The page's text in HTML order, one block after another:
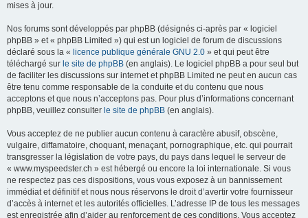
mises à jour.
Nos forums sont développés par phpBB (désignés ci-après par « logiciel
phpBB » et « phpBB Limited ») qui est un logiciel de forum de discussions
déclaré sous la « licence publique générale GNU 2.0 » et qui peut être
téléchargé sur le site de phpBB (en anglais). Le logiciel phpBB a pour seul but
de faciliter les discussions sur internet et phpBB Limited ne peut en aucun cas
être tenu comme responsable de la conduite et du contenu que nous
acceptons et que nous n’acceptons pas. Pour plus d’informations concernant
phpBB, veuillez consulter le site de phpBB (en anglais).
Vous acceptez de ne publier aucun contenu à caractère abusif, obscène,
vulgaire, diffamatoire, choquant, menaçant, pornographique, etc. qui pourrait
transgresser la législation de votre pays, du pays dans lequel le serveur de
« www.myspeedster.ch » est hébergé ou encore la loi internationale. Si vous
ne respectez pas ces dispositions, vous vous exposez à un bannissement
immédiat et définitif et nous nous réservons le droit d’avertir votre fournisseur
d’accès à internet et les autorités officielles. L’adresse IP de tous les messages
est enregistrée afin d’aider au renforcement de ces conditions. Vous acceptez